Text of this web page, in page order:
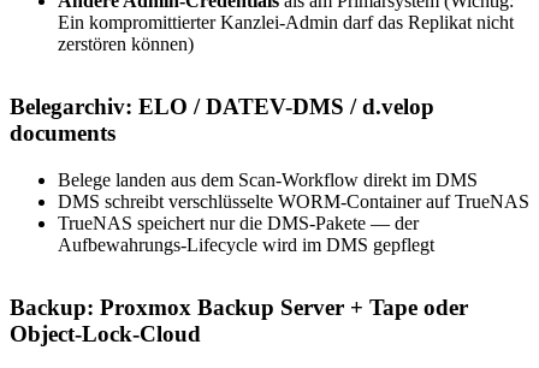
Ein kompromittierter Kanzlei-Admin darf das Replikat nicht
zerstören können)
Belegarchiv: ELO / DATEV-DMS / d.velop
documents
Belege landen aus dem Scan-Workflow direkt im DMS
DMS schreibt verschlüsselte WORM-Container auf TrueNAS
TrueNAS speichert nur die DMS-Pakete — der
Aufbewahrungs-Lifecycle wird im DMS gepflegt
Backup: Proxmox Backup Server + Tape oder
Object-Lock-Cloud